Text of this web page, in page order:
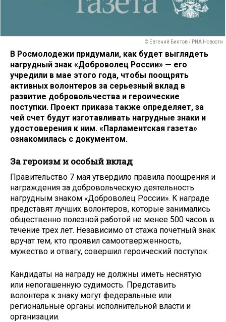
© Евгений Биятов / РИА Новости
В Росмолодежи придумали, как будет выглядеть
нагрудный знак «Доброволец России» — его
учредили в мае этого года, чтобы поощрять
активных волонтеров за серьезный вклад в
развитие добровольчества и героические
поступки. Проект приказа также определяет, за
чей счет будут изготавливать нагрудные знаки и
удостоверения к ним. «Парламентская газета»
ознакомилась с документом.
За героизм и особый вклад
Правительство 7 мая утвердило правила поощрения и
награждения за добровольческую деятельность
нагрудным знаком «Доброволец России». К награде
представят лучших волонтеров, которые занимались
общественно полезной работой не менее 500 часов в
течение трех лет. Независимо от стажа почетный знак
вручат тем, кто проявил самоотверженность,
мужество и отвагу, совершил героический поступок.
Кандидаты на награду не должны иметь неснятую
или непогашенную судимость. Представить
волонтера к знаку могут федеральные или
региональные органы исполнительной власти и
организации.